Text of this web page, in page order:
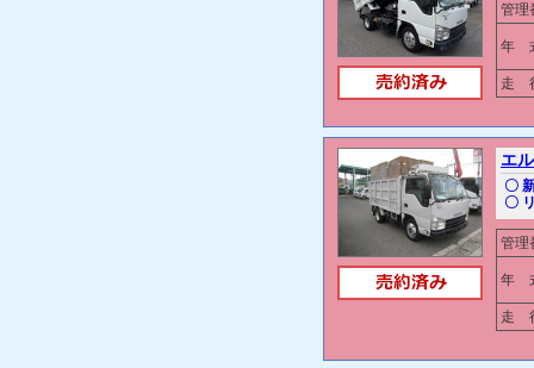
管理
年
走
エ
〇
〇
管理
年
走